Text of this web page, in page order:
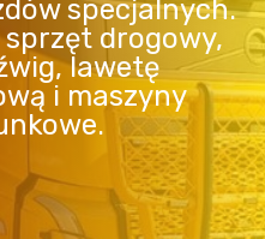
specjalnych.
sprzęt drogowy,
lawetę
i maszyny